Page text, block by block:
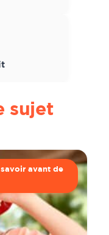
sujet
avant de